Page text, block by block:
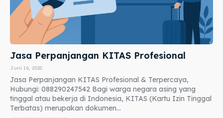
Jasa Perpanjangan KITAS Profesional
Juni 16, 2025
Jasa Perpanjangan KITAS Profesional & Terpercaya,
Hubungi: 088290247542 Bagi warga negara asing yang
tinggal atau bekerja di Indonesia, KITAS (Kartu Izin Tinggal
Terbatas) merupakan dokumen...